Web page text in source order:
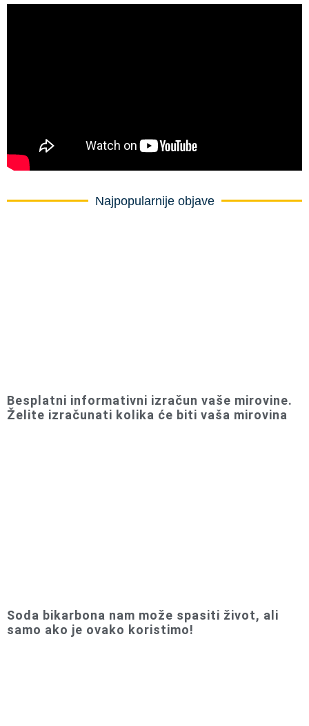
Najpopularnije objave
Besplatni informativni izračun vaše mirovine.
Želite izračunati kolika će biti vaša mirovina
Soda bikarbona nam može spasiti život, ali
samo ako je ovako koristimo!